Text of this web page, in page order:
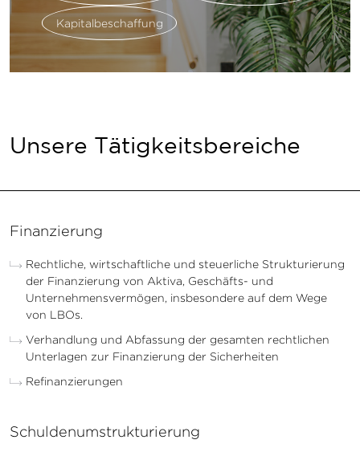
Kapitalbeschaffung
Unsere Tätigkeitsbereiche
Finanzierung
Rechtliche, wirtschaftliche und steuerliche Strukturierung
der Finanzierung von Aktiva, Geschäfts- und
Unternehmensvermögen, insbesondere auf dem Wege
von LBOs.
Verhandlung und Abfassung der gesamten rechtlichen
Unterlagen zur Finanzierung der Sicherheiten
Refinanzierungen
Schuldenumstrukturierung